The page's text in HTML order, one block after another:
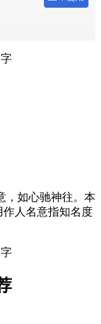
，如心驰神往。本
作人名意指知名度